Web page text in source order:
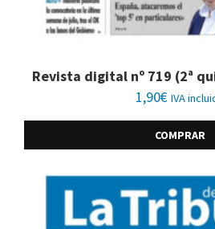
Revista digital nº 719 (2ª
1,90€ IVA
COMPRAR